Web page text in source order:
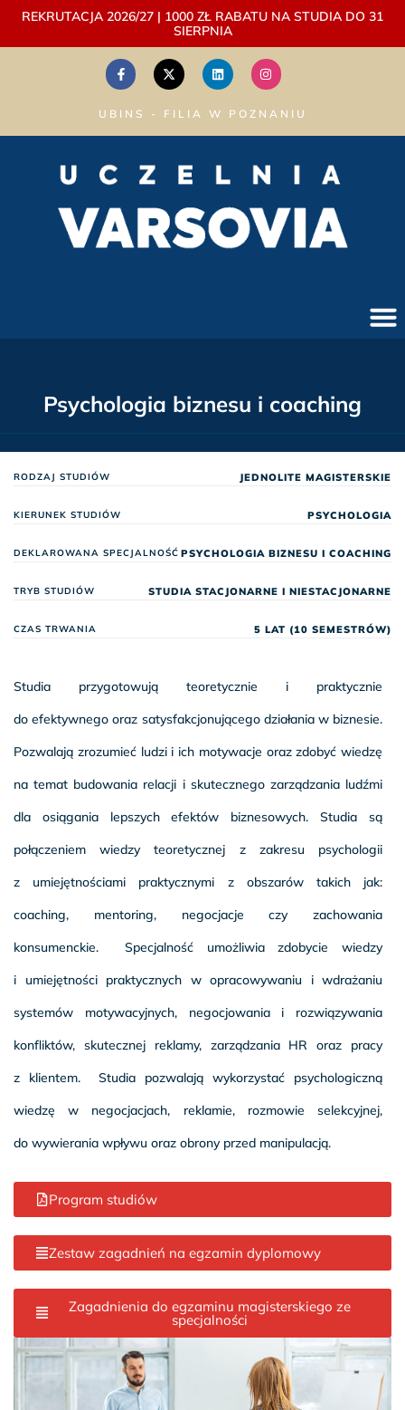
REKRUTACJA 2026/27 | 1000 ZŁ RABATU NA STUDIA DO 31
SIERPNIA
UBINS - FILIA W POZNANIU
Psychologia biznesu i coaching
RODZAJ STUDIÓW JEDNOLITE MAGISTERSKIE
KIERUNEK STUDIÓW PSYCHOLOGIA
DEKLAROWANA SPECJALNOŚĆ PSYCHOLOGIA BIZNESU I COACHING
TRYB STUDIÓW STUDIA STACJONARNE I NIESTACJONARNE
CZAS TRWANIA 5 LAT (10 SEMESTRÓW)
Studia przygotowują teoretycznie i praktycznie
do efektywnego oraz satysfakcjonującego działania w biznesie.
Pozwalają zrozumieć ludzi i ich motywacje oraz zdobyć wiedzę
na temat budowania relacji i skutecznego zarządzania ludźmi
dla osiągania lepszych efektów biznesowych. Studia są
połączeniem wiedzy teoretycznej z zakresu psychologii
z umiejętnościami praktycznymi z obszarów takich jak:
coaching, mentoring, negocjacje czy zachowania
konsumenckie. Specjalność umożliwia zdobycie wiedzy
i umiejętności praktycznych w opracowywaniu i wdrażaniu
systemów motywacyjnych, negocjowania i rozwiązywania
konfliktów, skutecznej reklamy, zarządzania HR oraz pracy
z klientem. Studia pozwalają wykorzystać psychologiczną
wiedzę w negocjacjach, reklamie, rozmowie selekcyjnej,
do wywierania wpływu oraz obrony przed manipulacją.
Program studiów
Zestaw zagadnień na egzamin dyplomowy
Zagadnienia do egzaminu magisterskiego ze
specjalności